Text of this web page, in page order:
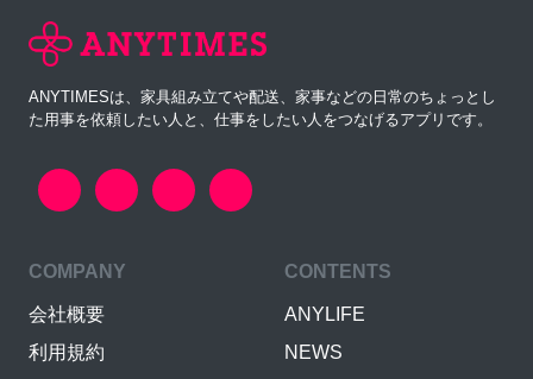
ANYTIMESは、家具組み立てや配送、家事などの日常のちょっとし
た用事を依頼したい人と、仕事をしたい人をつなげるアプリです。
COMPANY
会社概要
利用規約
CONTENTS
ANYLIFE
NEWS